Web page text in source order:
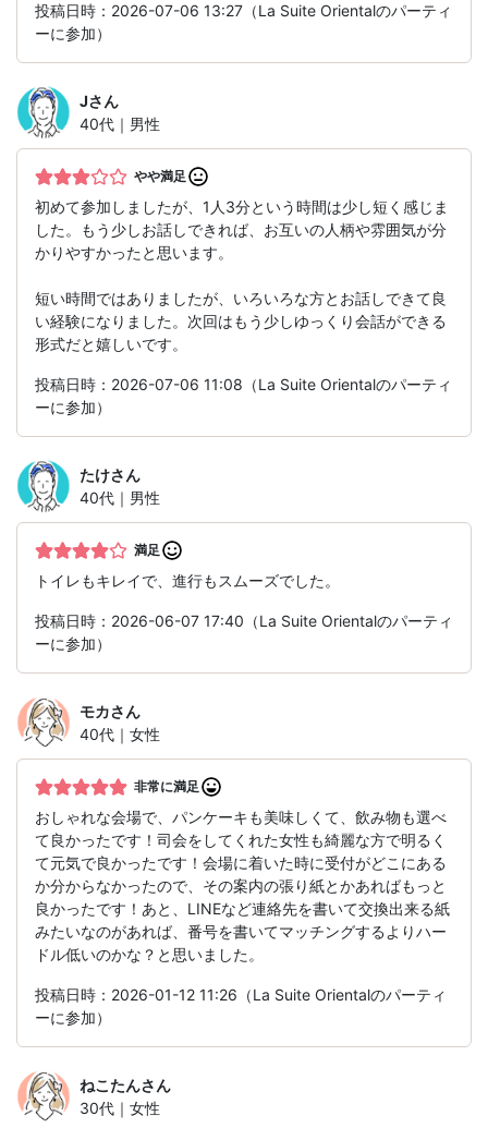
投稿日時：2026-07-06 13:27（La Suite Orientalのパーティ
ーに参加）
Jさん
40代｜男性
やや満足
初めて参加しましたが、1人3分という時間は少し短く感じま
した。もう少しお話しできれば、お互いの人柄や雰囲気が分
かりやすかったと思います。
短い時間ではありましたが、いろいろな方とお話しできて良
い経験になりました。次回はもう少しゆっくり会話ができる
形式だと嬉しいです。
投稿日時：2026-07-06 11:08（La Suite Orientalのパーティ
ーに参加）
たけさん
40代｜男性
満足
トイレもキレイで、進行もスムーズでした。
投稿日時：2026-06-07 17:40（La Suite Orientalのパーティ
ーに参加）
モカさん
40代｜女性
非常に満足
おしゃれな会場で、パンケーキも美味しくて、飲み物も選べ
て良かったです！司会をしてくれた女性も綺麗な方で明るく
て元気で良かったです！会場に着いた時に受付がどこにある
か分からなかったので、その案内の張り紙とかあればもっと
良かったです！あと、LINEなど連絡先を書いて交換出来る紙
みたいなのがあれば、番号を書いてマッチングするよりハー
ドル低いのかな？と思いました。
投稿日時：2026-01-12 11:26（La Suite Orientalのパーティ
ーに参加）
ねこたんさん
30代｜女性